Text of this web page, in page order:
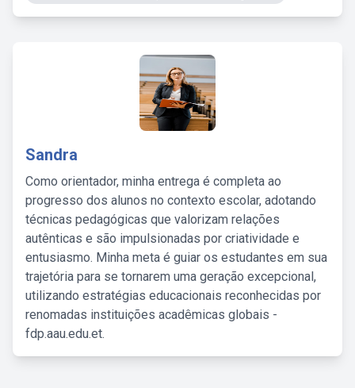
Sandra
Como orientador, minha entrega é completa ao
progresso dos alunos no contexto escolar, adotando
técnicas pedagógicas que valorizam relações
autênticas e são impulsionadas por criatividade e
entusiasmo. Minha meta é guiar os estudantes em sua
trajetória para se tornarem uma geração excepcional,
utilizando estratégias educacionais reconhecidas por
renomadas instituições acadêmicas globais -
fdp.aau.edu.et.